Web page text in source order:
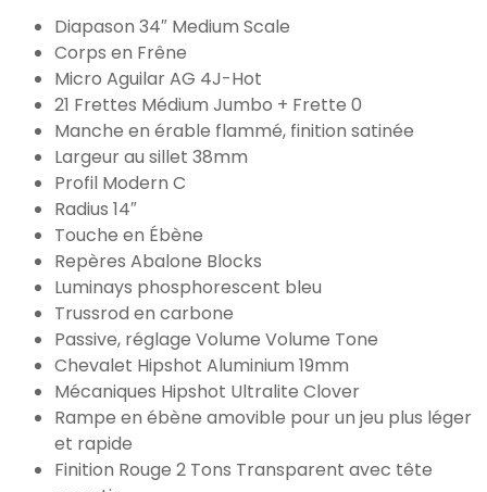
Diapason 34″ Medium Scale
Corps en Frêne
Micro Aguilar AG 4J-Hot
21 Frettes Médium Jumbo + Frette 0
Manche en érable flammé, finition satinée
Largeur au sillet 38mm
Profil Modern C
Radius 14″
Touche en Ébène
Repères Abalone Blocks
Luminays phosphorescent bleu
Trussrod en carbone
Passive, réglage Volume Volume Tone
Chevalet Hipshot Aluminium 19mm
Mécaniques Hipshot Ultralite Clover
Rampe en ébène amovible pour un jeu plus léger
et rapide
Finition Rouge 2 Tons Transparent avec tête